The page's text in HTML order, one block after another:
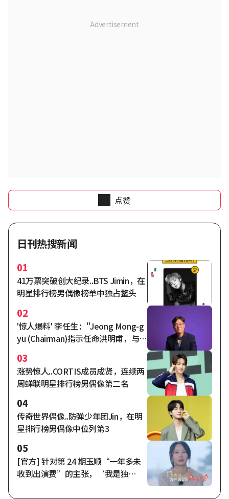
点赞
日刊热搜新闻
01
41万票突破创大纪录..BTS Jimin，在
明星排行榜男偶像榜单中独占鳌头
02
'惊人爆料' 李任生："Jeong Mong-g
yu (Chairman)指示任命洪明甫，与N
是……"
03
涨势惊人..CORTIS成员成贤，连续两
周蝉联明星排行榜男偶像第二名
04
传奇世界偶像..防弹少年团Jin，在明
星排行榜男偶像中位列第3
05
[官方] 针对第 24 期玉顺“一年多未
收到出演费”的主张，‘我是独